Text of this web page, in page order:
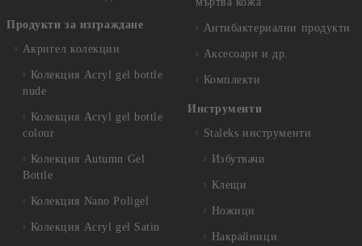
Продукти за изграждане
Акригел колекции
Колекция Acryl gel bottle
nude
Колекция Acryl gel bottle
colour
Колекция Autumn Gel
Bottle
Колекция Nano Poligel
Колекция Acryl gel Satin
Антибактериални продукти
Аксесоари и др.
Комплекти
Инструменти
Staleks инструменти
Избутвачи
Клещи
Ножици
Накрайници